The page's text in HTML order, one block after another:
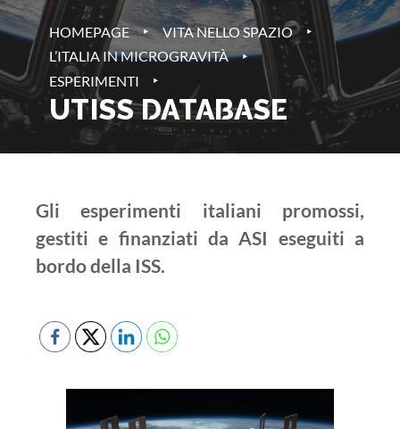
HOMEPAGE ‣ VITA NELLO SPAZIO ‣
L’ITALIA IN MICROGRAVITÀ ‣
ESPERIMENTI ‣
UTISS DATABASE
Gli esperimenti italiani promossi,
gestiti e finanziati da ASI eseguiti a
bordo della ISS.